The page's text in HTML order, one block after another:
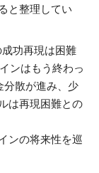
と整理してい
功再現は困難
ンはもう終わっ
分散が進み、少
は再現困難との
ンの将来性を巡